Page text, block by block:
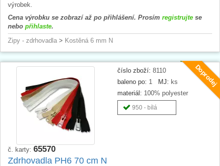
výrobek.
Cena výrobku se zobrazí až po přihlášení. Prosím registrujte se
nebo přihlaste.
Zipy - zdrhovadla > Kostěná 6 mm N
Doprodej
číslo zboží: 8110
baleno po: 1 MJ: ks
materiál: 100% polyester
950 - bílá
č. karty: 65570
Zdrhovadla PH6 70 cm N